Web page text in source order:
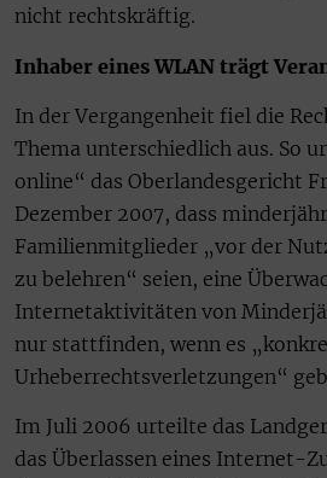
nicht rechtskräftig.
Inhaber eines WLAN trägt
In der Vergangenheit fiel die
Thema unterschiedlich aus. So
online“ das Oberlandesgericht
Dezember 2007, dass
Familienmitglieder „vor der
zu belehren“ seien, eine
Internetaktivitäten von
nur stattfinden, wenn es
Urheberrechtsverletzungen“
Im Juli 2006 urteilte das
das Überlassen eines Internet-